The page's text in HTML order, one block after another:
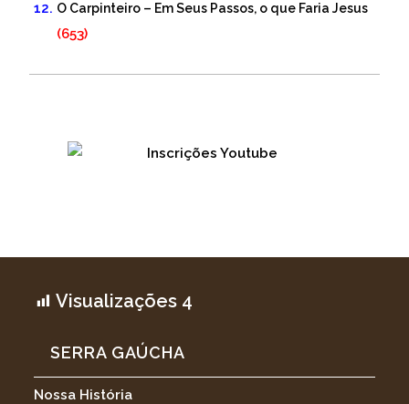
O Carpinteiro – Em Seus Passos, o que Faria Jesus
(653)
Visualizações 4
SERRA GAÚCHA
Nossa História